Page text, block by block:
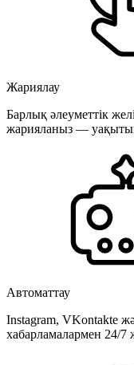
Жариялау
Барлық әлеуметтік
жарияланыз —
Автоматтау
Instagram, VKontakte
хабарламалармен 24/7